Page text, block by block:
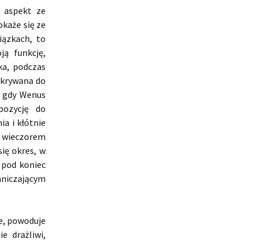
aspekt ze
się ze
to
funkcję,
podczas
do
Wenus
do
i kłótnie
okres, w
koniec
powoduje
drażliwi,